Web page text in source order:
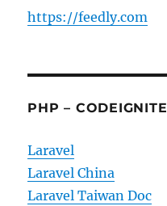
https://feedly.com
PHP –
Laravel
Laravel China
Laravel Taiwan Doc